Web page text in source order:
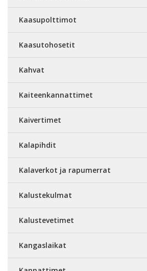
Kaasupolttimot
Kaasutohosetit
Kahvat
Kaiteenkannattimet
Kaivertimet
Kalapihdit
Kalaverkot ja rapumerrat
Kalustekulmat
Kalustevetimet
Kangaslaikat